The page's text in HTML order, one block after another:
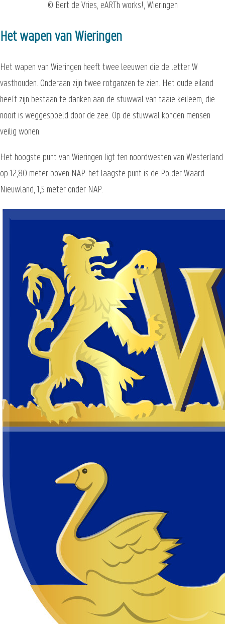
© Bert de Vries, eARTh works!, Wieringen
Het wapen van Wieringen
Het wapen van Wieringen heeft twee leeuwen die de letter W
vasthouden. Onderaan zijn twee rotganzen te zien. Het oude eiland
heeft zijn bestaan te danken aan de stuwwal van taaie keileem, die
nooit is weggespoeld door de zee. Op de stuwwal konden mensen
veilig wonen.
Het hoogste punt van Wieringen ligt ten noordwesten van Westerland
op 12,80 meter boven NAP. het laagste punt is de Polder Waard
Nieuwland, 1,5 meter onder NAP.